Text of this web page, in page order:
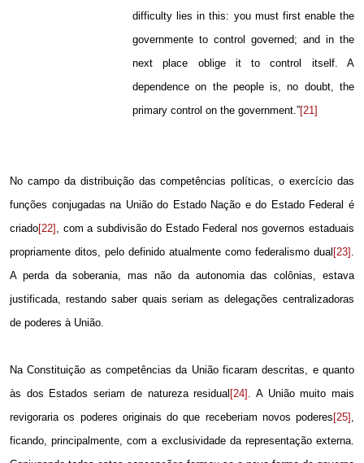
difficulty lies in this: you must first enable the
governmente to control governed; and in the
next place oblige it to control itself. A
dependence on the people is, no doubt, the
primary control on the government.”[21]
No campo da distribuição das competências políticas, o exercício das
funções conjugadas na União do Estado Nação e do Estado Federal é
criado[22] , com a subdivisão do Estado Federal nos governos estaduais
propriamente ditos, pelo definido atualmente como federalismo dual [23] .
A perda da soberania, mas não da autonomia das colônias, estava
justificada, restando saber quais seriam as delegações centralizadoras
de poderes à União.
Na Constituição as competências da União ficaram descritas, e quanto
às dos Estados seriam de natureza residual [24] . A União muito mais
revigoraria os poderes originais do que receberiam novos poderes [25] ,
ficando, principalmente, com a exclusividade da representação externa.